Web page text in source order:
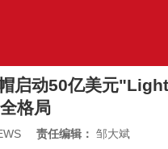
启动50亿美元
格局
责任编辑： 邹大斌